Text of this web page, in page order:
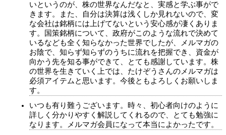
いというのが、株の世界なんだなと、実感と学ぶ事がで
きます。また、自分は決算は浅くしか見れないので、変
な会社は銘柄には上げてないという安心感が凄くありま
す。国策銘柄について、政府がこのような流れで決めて
いるなども全く知らなかった世界でしたが、メルマガの
お陰で、知らず知らずのうちに流れを把握でき、資金が
向かう先を知る事ができて、とても感謝しています。株
の世界を生きていく上では、たけぞうさんのメルマガは
必須アイテムと思います。今後ともよろしくお願いしま
す。
いつも有り難うございます。時々、初心者向けのように
詳しく分かりやすく解説してくれるので、とても勉強に
なります。メルマガ会員になって本当によかったです。